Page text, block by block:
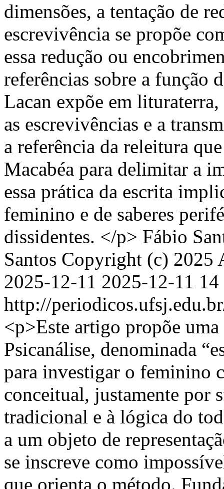
dimensões, a tentação de
escrevivência se propõe
essa redução ou
referências sobre a função
Lacan expõe em
as escrevivências e a
a referência da releitura
Macabéa para delimitar a
essa prática da escrita
feminino e de saberes
dissidentes. </p> Fábio
Santos Copyright (c) 2025
2025-12-11 2025-12-11 14
http://
<p>Este artigo propõe
Psicanálise, denominada
para investigar o feminino
conceitual, justamente por
tradicional e à lógica do
a um objeto de
se inscreve como
que orienta o método.